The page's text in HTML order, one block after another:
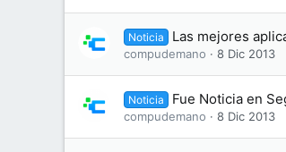
Noticia Las mejores
compudemano 8 Dic 2013
Noticia Fue Noticia en
compudemano 8 Dic 2013